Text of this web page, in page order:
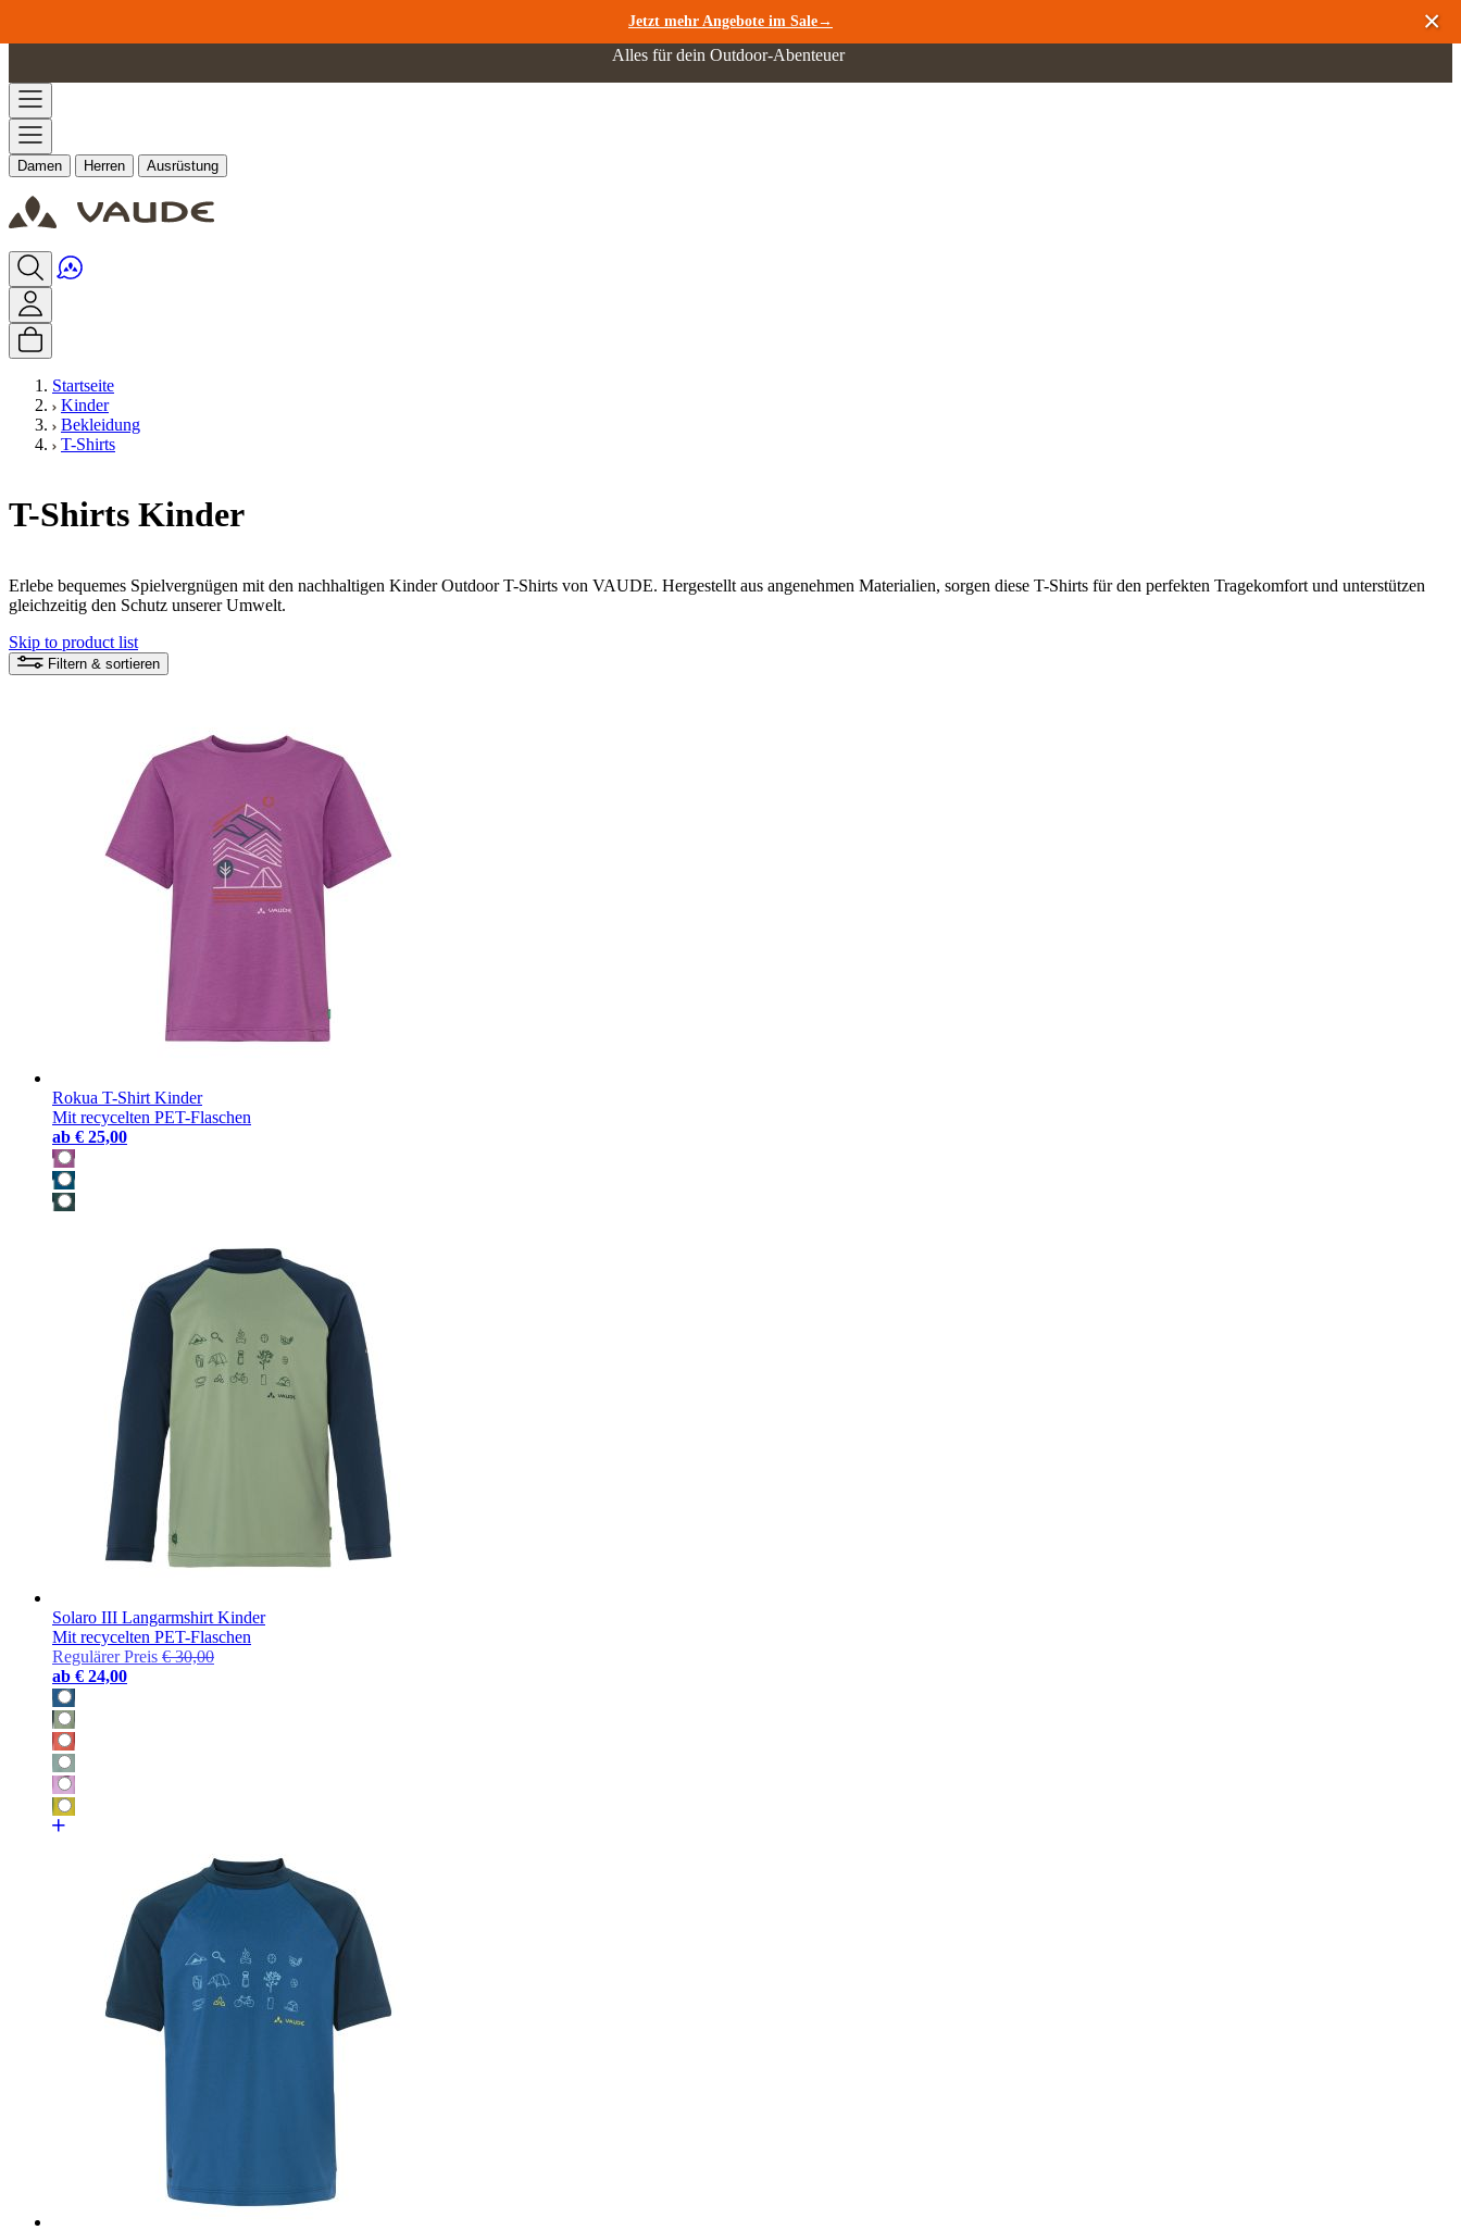
Jetzt mehr Angebote im Sale→
Alles für dein Outdoor-Abenteuer
Damen Herren Ausrüstung
Startseite
Kinder
Bekleidung
T-Shirts
T-Shirts Kinder
Erlebe bequemes Spielvergnügen mit den nachhaltigen Kinder Outdoor T-Shirts von VAUDE. Hergestellt aus angenehmen Materialien, sorgen diese T-Shirts für den perfekten Tragekomfort und unterstützen
gleichzeitig den Schutz unserer Umwelt.
Skip to product list
Filtern & sortieren
Rokua T-Shirt Kinder
Mit recycelten PET-Flaschen
ab € 25,00
Solaro III Langarmshirt Kinder
Mit recycelten PET-Flaschen
Regulärer Preis € 30,00
ab € 24,00